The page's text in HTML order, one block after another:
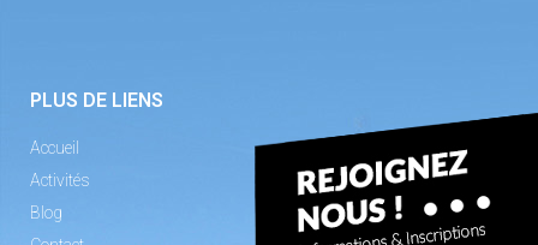
PLUS DE LIENS
Accueil
Activités
Blog